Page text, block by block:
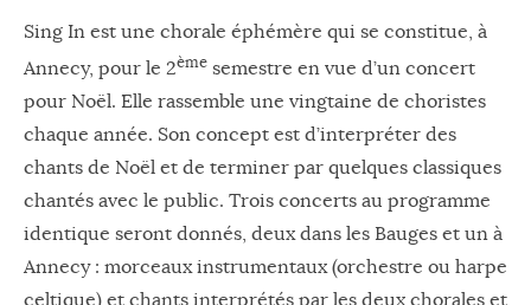
Sing In est une chorale éphémère qui se constitue, à
Annecy, pour le 2ème semestre en vue d’un concert
pour Noël. Elle rassemble une vingtaine de choristes
chaque année. Son concept est d’interpréter des
chants de Noël et de terminer par quelques classiques
chantés avec le public. Trois concerts au programme
identique seront donnés, deux dans les Bauges et un à
Annecy : morceaux instrumentaux (orchestre ou harpe